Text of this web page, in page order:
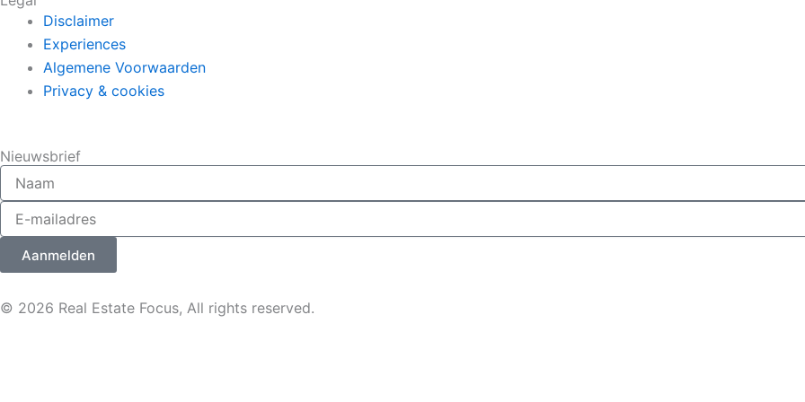
Disclaimer
Experiences
Algemene Voorwaarden
Privacy & cookies
Nieuwsbrief
Aanmelden
© 2026 Real Estate Focus, All rights reserved.